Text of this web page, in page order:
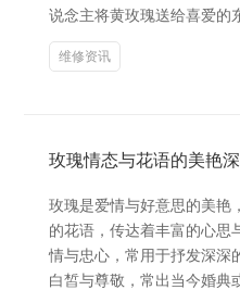
说念主将黄玫瑰送给喜爱的
维修资讯
玫瑰情态与花语的美艳
玫瑰是爱情与好意思的美艳
的花语，传达着丰富的心思
情与忠心，常用于抒发深深
白皙与尊敬，常出当今婚典